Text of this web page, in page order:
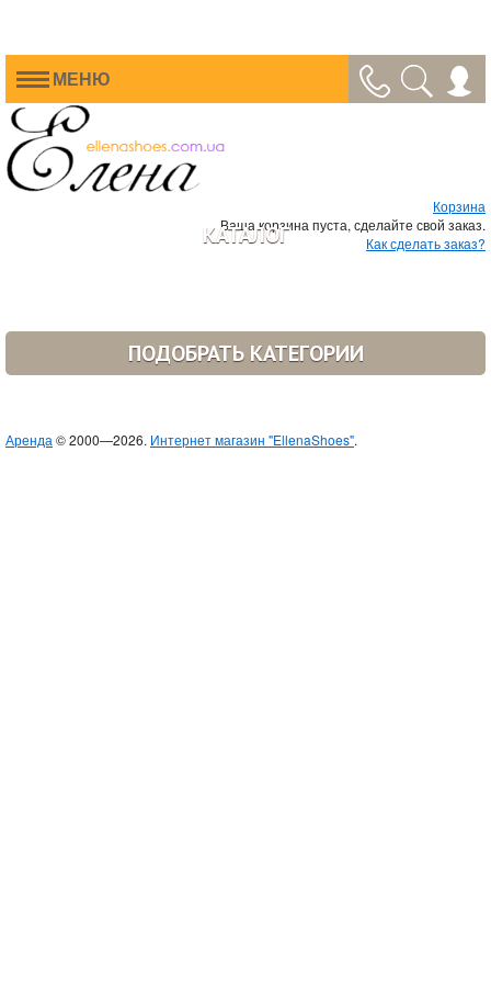
МЕНЮ
Корзина
Ваша корзина пуста, сделайте свой заказ.
Как сделать заказ?
КАТАЛОГ
ПОДОБРАТЬ КАТЕГОРИИ
Аренда © 2000—2026. Интернет магазин "EllenaShoes".